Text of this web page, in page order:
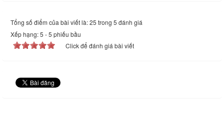
Tổng số điểm của bài viết là: 25 trong 5 đánh giá
Xếp hạng:5 -5 phiếu bầu
Click để đánh giá bài viết